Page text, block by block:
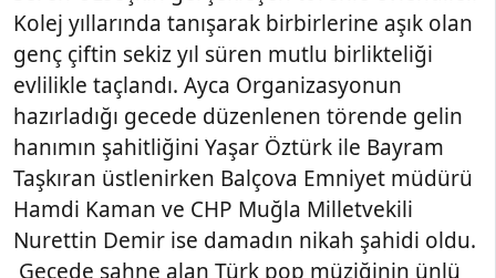
Kolej yıllarında tanışarak birbirlerine aşık olan
genç çiftin sekiz yıl süren mutlu birlikteliği
evlilikle taçlandı. Ayca Organizasyonun
hazırladığı gecede düzenlenen törende gelin
hanımın şahitliğini Yaşar Öztürk ile Bayram
Taşkıran üstlenirken Balçova Emniyet müdürü
Hamdi Kaman ve CHP Muğla Milletvekili
Nurettin Demir ise damadın nikah şahidi oldu.
Gecede sahne alan Türk pop müziğinin ünlü